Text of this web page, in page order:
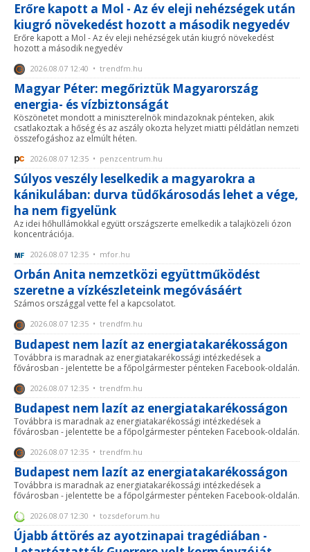
Erőre kapott a Mol - Az év eleji nehézségek után
kiugró növekedést hozott a második negyedév
Erőre kapott a Mol - Az év eleji nehézségek után kiugró növekedést
hozott a második negyedév
2026.08.07 12:40 • trendfm.hu
Magyar Péter: megőriztük Magyarország
energia- és vízbiztonságát
Köszönetet mondott a miniszterelnök mindazoknak pénteken, akik
csatlakoztak a hőség és az aszály okozta helyzet miatti példátlan nemzeti
összefogáshoz az elmúlt héten.
2026.08.07 12:35 • penzcentrum.hu
Súlyos veszély leselkedik a magyarokra a
kánikulában: durva tüdőkárosodás lehet a vége,
ha nem figyelünk
Az idei hőhullámokkal együtt országszerte emelkedik a talajközeli ózon
koncentrációja.
2026.08.07 12:35 • mfor.hu
Orbán Anita nemzetközi együttműködést
szeretne a vízkészleteink megóvásáért
Számos országgal vette fel a kapcsolatot.
2026.08.07 12:35 • trendfm.hu
Budapest nem lazít az energiatakarékosságon
Továbbra is maradnak az energiatakarékossági intézkedések a
fővárosban - jelentette be a főpolgármester pénteken Facebook-oldalán.
2026.08.07 12:35 • trendfm.hu
Budapest nem lazít az energiatakarékosságon
Továbbra is maradnak az energiatakarékossági intézkedések a
fővárosban - jelentette be a főpolgármester pénteken Facebook-oldalán.
2026.08.07 12:35 • trendfm.hu
Budapest nem lazít az energiatakarékosságon
Továbbra is maradnak az energiatakarékossági intézkedések a
fővárosban - jelentette be a főpolgármester pénteken Facebook-oldalán.
2026.08.07 12:30 • tozsdeforum.hu
Újabb áttörés az ayotzinapai tragédiában -